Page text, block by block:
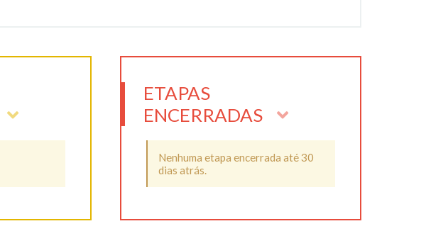
ETAPAS
ENCERRADAS
Nenhuma etapa encerrada até 30
dias atrás.